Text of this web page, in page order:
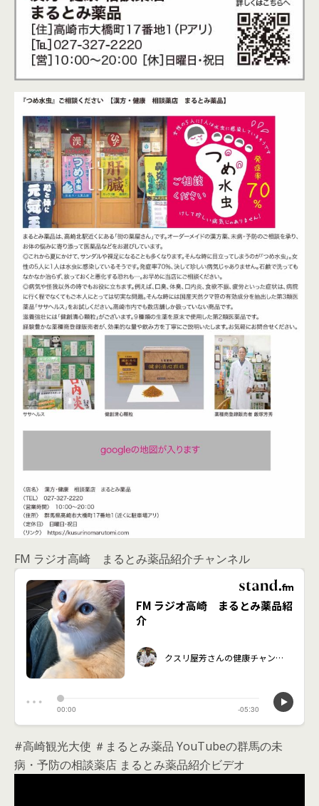
FM ラジオ高崎 まるとみ薬品紹介チャンネル
#高崎観光大使 ＃まるとみ薬品 YouTubeの群馬の未
病・予防の相談薬店 まるとみ薬品紹介ビデオ